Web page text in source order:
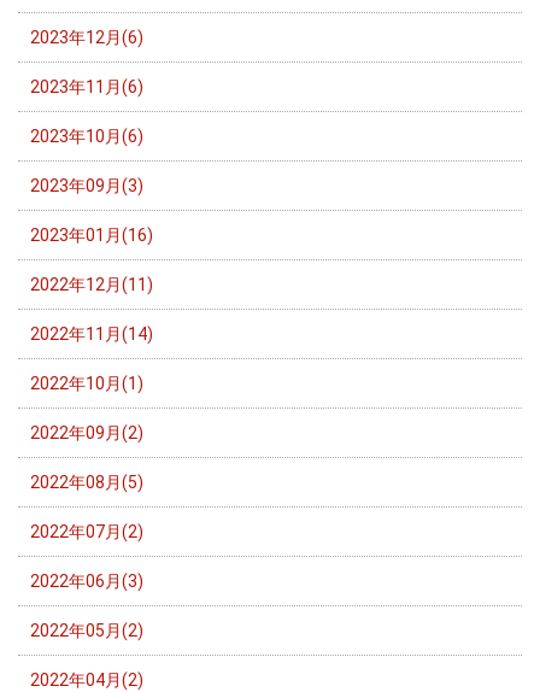
2023年12月(6)
2023年11月(6)
2023年10月(6)
2023年09月(3)
2023年01月(16)
2022年12月(11)
2022年11月(14)
2022年10月(1)
2022年09月(2)
2022年08月(5)
2022年07月(2)
2022年06月(3)
2022年05月(2)
2022年04月(2)